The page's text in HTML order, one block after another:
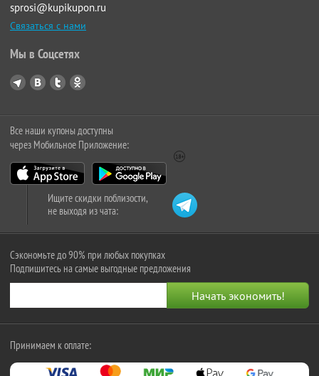
sprosi@kupikupon.ru
Связаться с нами
Мы в Соцсетях
Все наши купоны доступны
через Мобильное Приложение:
Ищите скидки поблизости,
не выходя из чата:
Сэкономьте до 90% при любых покупках
Подпишитесь на самые выгодные предложения
Принимаем к оплате: